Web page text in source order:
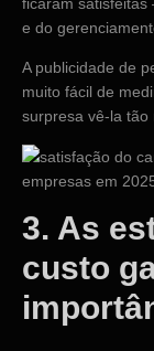
e do
A publicidade de
muito fácil de
surpresa vê-la tão
3. As
custo